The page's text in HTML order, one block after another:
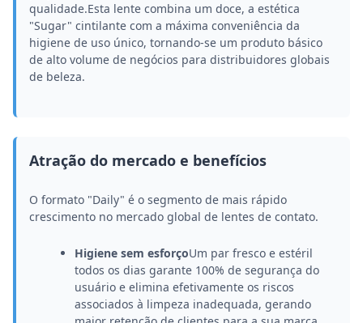
qualidade.Esta lente combina um doce, a estética
"Sugar" cintilante com a máxima conveniência da
higiene de uso único, tornando-se um produto básico
de alto volume de negócios para distribuidores globais
de beleza.
Atração do mercado e benefícios
O formato "Daily" é o segmento de mais rápido
crescimento no mercado global de lentes de contato.
Higiene sem esforçoUm par fresco e estéril
todos os dias garante 100% de segurança do
usuário e elimina efetivamente os riscos
associados à limpeza inadequada, gerando